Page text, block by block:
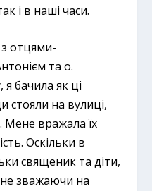
і в наші часи.
отцями-
та о.
бачила як ці
стояли на вулиці,
Мене вражала їх
Оскільки в
священик та діти,
не зважаючи на